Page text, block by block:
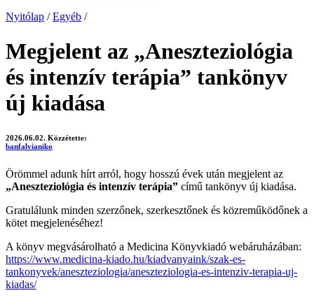
Nyitólap / Egyéb /
Megjelent az „Aneszteziológia
és intenzív terápia” tankönyv
új kiadása
2026.06.02. Közzétette:
banfalvianiko
Örömmel adunk hírt arról, hogy hosszú évek után megjelent az
„Aneszteziológia és intenzív terápia” című tankönyv új kiadása.
Gratulálunk minden szerzőnek, szerkesztőnek és közreműködőnek a
kötet megjelenéséhez!
A könyv megvásárolható a Medicina Könyvkiadó webáruházában:
https://www.medicina-kiado.hu/kiadvanyaink/szak-es-
tankonyvek/aneszteziologia/aneszteziologia-es-intenziv-terapia-uj-
kiadas/